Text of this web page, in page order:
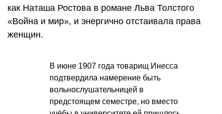
как Наташа Ростова в романе Льва Толстого
«Война и мир», и энергично отстаивала права
женщин.
В июне 1907 года товарищ Инесса
подтвердила намерение быть
вольнослушательницей в
предстоящем семестре, но вместо